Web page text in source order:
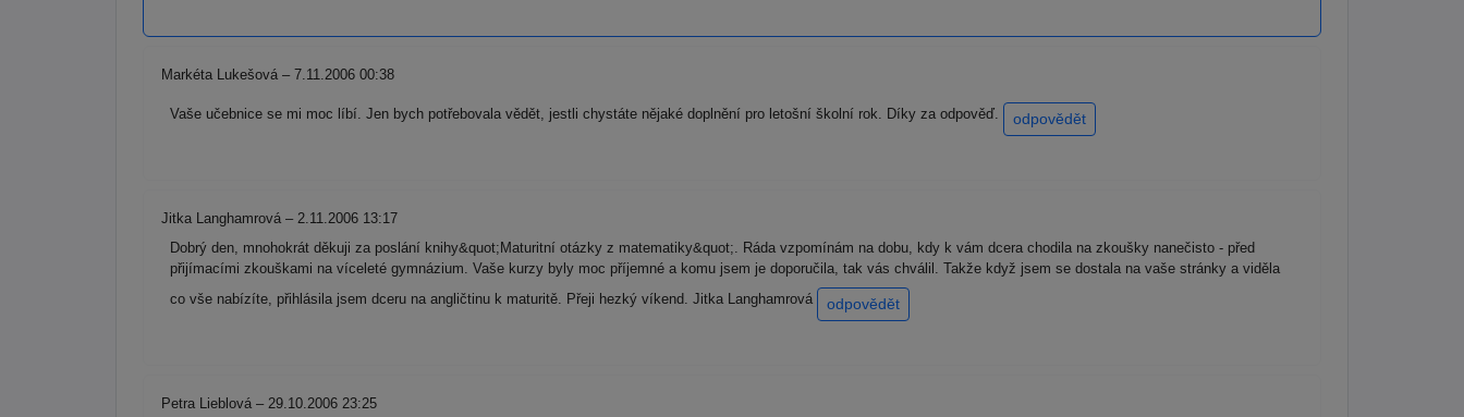
Markéta Lukešová – 7.11.2006 00:38
Vaše učebnice se mi moc líbí. Jen bych potřebovala vědět, jestli chystáte nějaké doplnění pro letošní školní rok. Díky za odpověď. odpovědět
Jitka Langhamrová – 2.11.2006 13:17
Dobrý den, mnohokrát děkuji za poslání knihy&quot;Maturitní otázky z matematiky&quot;. Ráda vzpomínám na dobu, kdy k vám dcera chodila na zkoušky nanečisto - před
přijímacími zkouškami na víceleté gymnázium. Vaše kurzy byly moc příjemné a komu jsem je doporučila, tak vás chválil. Takže když jsem se dostala na vaše stránky a viděla
co vše nabízíte, přihlásila jsem dceru na angličtinu k maturitě. Přeji hezký víkend. Jitka Langhamrová
odpovědět
Petra Lieblová – 29.10.2006 23:25